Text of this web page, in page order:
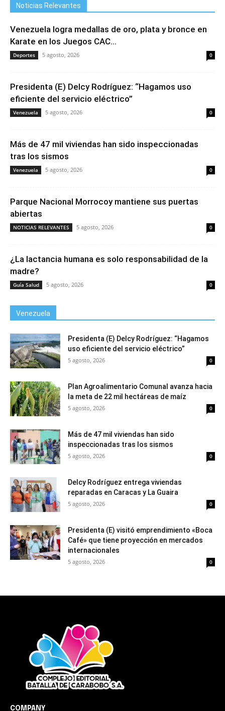
Noticias Relevantes
Venezuela logra medallas de oro, plata y bronce en
Karate en los Juegos CAC...
Deportes 5 agosto, 2026 0
Presidenta (E) Delcy Rodríguez: “Hagamos uso
eficiente del servicio eléctrico”
Venezuela 5 agosto, 2026 0
Más de 47 mil viviendas han sido inspeccionadas
tras los sismos
Venezuela 5 agosto, 2026 0
Parque Nacional Morrocoy mantiene sus puertas
abiertas
NOTICIAS RELEVANTES 5 agosto, 2026 0
¿La lactancia humana es solo responsabilidad de la
madre?
Guía Salud 5 agosto, 2026 0
Venezuela
Presidenta (E) Delcy Rodríguez: “Hagamos
uso eficiente del servicio eléctrico”
5 agosto, 2026 0
Plan Agroalimentario Comunal avanza hacia
la meta de 22 mil hectáreas de maíz
5 agosto, 2026 0
Más de 47 mil viviendas han sido
inspeccionadas tras los sismos
5 agosto, 2026 0
Delcy Rodríguez entrega viviendas
reparadas en Caracas y La Guaira
5 agosto, 2026 0
Presidenta (E) visitó emprendimiento «Boca
Café» que tiene proyección en mercados
internacionales
5 agosto, 2026 0
COMPANY